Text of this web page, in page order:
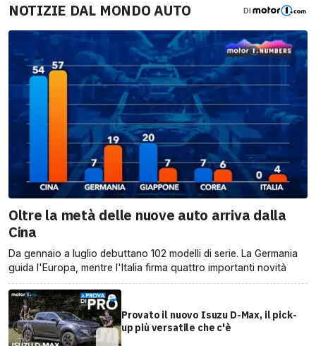
NOTIZIE DAL MONDO AUTO DI
Oltre la metà delle nuove auto arriva dalla
Cina
Da gennaio a luglio debuttano 102 modelli di serie. La Germania
guida l'Europa, mentre l'Italia firma quattro importanti novità
Provato il nuovo Isuzu D-Max, il pick-
up più versatile che c'è